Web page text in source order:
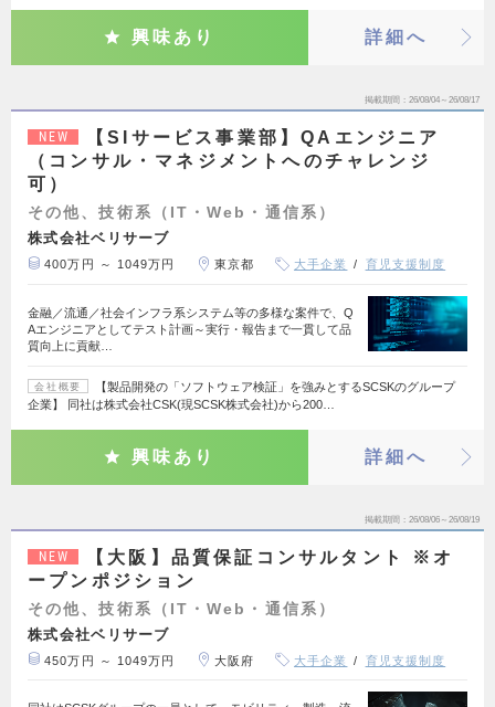
興味あり 詳細へ
掲載期間 26/08/04～26/08/17
NEW
【SIサービス事業部】QAエンジニア
（コンサル・マネジメントへのチャレンジ
可）
その他、技術系（IT・Web・通信系）
株式会社ベリサーブ
400万円 ～ 1049万円 東京都 大手企業 育児支援制度
金融／流通／社会インフラ系システム等の多様な案件で、Q
Aエンジニアとしてテスト計画～実行・報告まで一貫して品
質向上に貢献…
会社概要
【製品開発の「ソフトウェア検証」を強みとするSCSKのグループ
企業】 同社は株式会社CSK(現SCSK株式会社)から200…
興味あり 詳細へ
掲載期間 26/08/06～26/08/19
NEW
【大阪】品質保証コンサルタント ※オ
ープンポジション
その他、技術系（IT・Web・通信系）
株式会社ベリサーブ
450万円 ～ 1049万円 大阪府 大手企業 育児支援制度